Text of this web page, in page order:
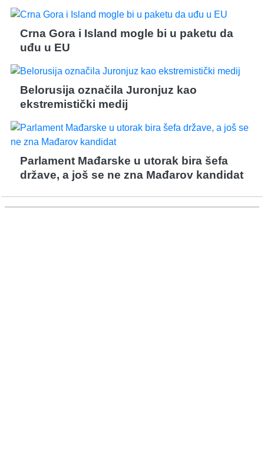
Crna Gora i Island mogle bi u paketu da
uđu u EU
Belorusija označila Juronjuz kao
ekstremistički medij
Parlament Mađarske u utorak bira šefa
države, a još se ne zna Mađarov kandidat